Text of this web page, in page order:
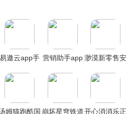
易遨云app手 营销助手app 渺漠新零售安
姆猫跑酷国 崩坏星穹铁道开心消消乐正